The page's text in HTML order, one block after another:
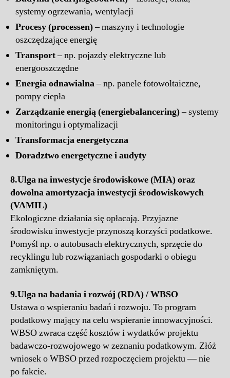
systemy ogrzewania, wentylacji
Procesy (processen)– maszyny i technologie
oszczędzające energię
Transport– np. pojazdy elektryczne lub
energooszczędne
Energia odnawialna– np. panele fotowoltaiczne,
pompy ciepła
Zarządzanie energią (energiebalancering)– systemy
monitoringu i optymalizacji
Transformacja energetyczna
Doradztwo energetyczne i audyty
8.Ulga na inwestycje środowiskowe (MIA) oraz
dowolna amortyzacja inwestycji środowiskowych
(VAMIL)
Ekologiczne działania się opłacają. Przyjazne
środowisku inwestycje przynoszą korzyści podatkowe.
Pomyśl np. o autobusach elektrycznych, sprzęcie do
recyklingu lub rozwiązaniach gospodarki o obiegu
zamkniętym.
9.Ulga na badania i rozwój (RDA) / WBSO
Ustawa o wspieraniu badań i rozwoju. To program
podatkowy mający na celu wspieranie innowacyjności.
WBSO zwraca część kosztów i wydatków projektu
badawczo-rozwojowego w zeznaniu podatkowym. Złóż
wniosek o WBSO przed rozpoczęciem projektu — nie
po fakcie.